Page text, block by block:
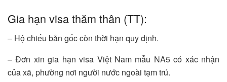
Gia hạn visa thăm thân (TT):
– Hộ chiếu bản gốc còn thời hạn quy định.
– Đơn xin gia hạn visa Việt Nam mẫu NA5 có xác nhận
của xã, phường nơi người nước ngoài tạm trú.